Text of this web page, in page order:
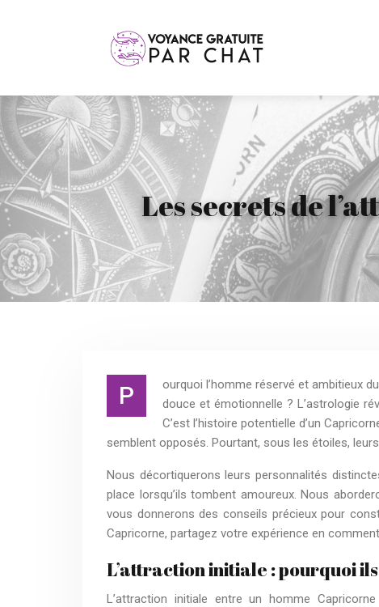
Les secrets de
P
ourquoi l’homme réservé et ambitieux
douce et émotionnelle ? L’astrologie
C’est l’histoire potentielle d’un
semblent opposés. Pourtant, sous les étoiles,
Nous décortiquerons leurs personnalités
place lorsqu’ils tombent amoureux. Nous
vous donnerons des conseils précieux pour
Capricorne, partagez votre expérience en
L’attraction initiale : pourquoi
L’attraction initiale entre un homme